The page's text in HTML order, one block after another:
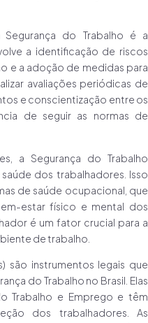
do Trabalho é a
a identificação de riscos
e a adoção de medidas para
avaliações periódicas de
e conscientização entre os
de seguir as normas de
a Segurança do Trabalho
dos trabalhadores. Isso
de saúde ocupacional, que
estar físico e mental dos
é um fator crucial para a
de trabalho.
são instrumentos legais que
do Trabalho no Brasil. Elas
Trabalho e Emprego e têm
dos trabalhadores. As